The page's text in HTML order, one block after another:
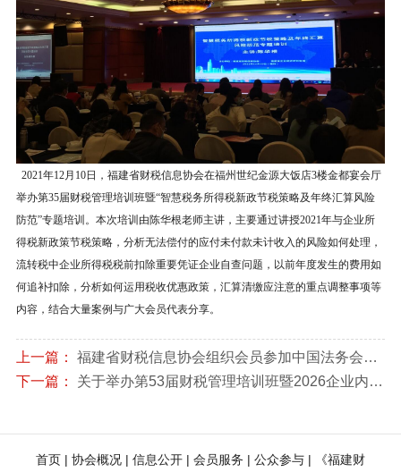
2021年12月10日，福建省财税信息协会在福州世纪金源大饭店3楼金都宴会厅
举办第35届财税管理培训班暨“智慧税务所得税新政节税策略及年终汇算风险
防范”专题培训。 本次培训由陈华根老师主讲，主要通过讲授2021年与企业所
得税新政策节税策略，分析无法偿付的应付未付款未计收入的风险如何处理，
流转税中企业所得税税前扣除重要凭证企业自查问题，以前年度发生的费用如
何追补扣除，分析如何运用税收优惠政策，汇算清缴应注意的重点调整事项等
内容，结合大量案例与广大会员代表分享。
上一篇：
福建省财税信息协会组织会员参加中国法务会计师（CFA）资格认证培训、考试（福建）在福州锦颐大酒店举办的开班仪式
下一篇：
关于举办第53届财税管理培训班暨2026企业内部应税行为全链条风险扫描与稽查风险应对实战专题培训的通知
首页 | 协会概况 | 信息公开 | 会员服务 | 公众参与 |
《福建财